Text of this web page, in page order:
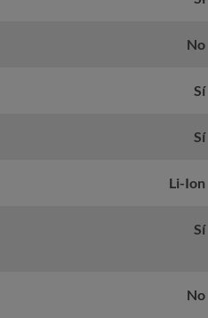
No
Sí
Sí
Li-Ion
Sí
No